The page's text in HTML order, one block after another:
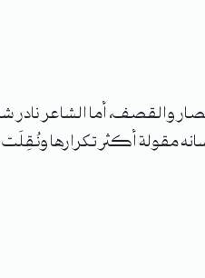
فقوبلت بالعنف والحصار
مقولة أكثر تكرارها